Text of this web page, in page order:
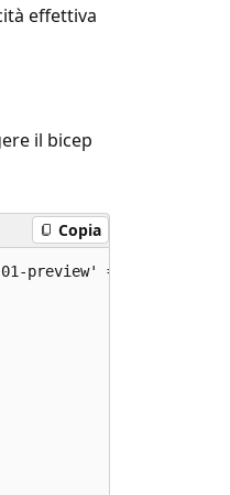
effettiva
il bicep
Copia
01-preview' = {